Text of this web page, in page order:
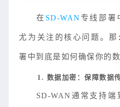
在 SD-WAN 专线部署
尤为关注的核心问题。那
署中到底是如何确保你的
1. 数据加密：保障数据
SD-WAN通常支持端